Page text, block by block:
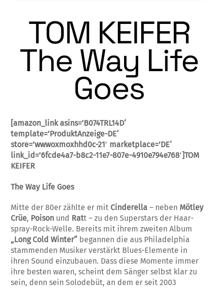
TOM KEIFER
The Way Life
Goes
[amazon_link asins=’B074TRL14D‘
template=’ProduktAnzeige-DE‘
store=’wwwoxmoxhhd0c-21′ marketplace=’DE‘
link_id=’6fcde4a7-b8c2-11e7-807e-4910e794e768′]TOM
KEIFER
The Way Life Goes
Mitte der 80er zählte er mit Cinderella – neben Mötley
Crüe, Poison und Ratt – zu den Superstars der Haar­
spray-Rock-Welle. Bereits mit ihrem zweiten Album
„Long Cold Winter“ begannen die aus Philadelphia
stam­menden Musiker verstärkt Blues-Ele­mente in
ihren Sound einzubauen. Dass diese Momente immer
ihre besten wa­ren, scheint dem Sänger selbst klar zu
sein, denn sein Solodebüt, an dem er seit 2003